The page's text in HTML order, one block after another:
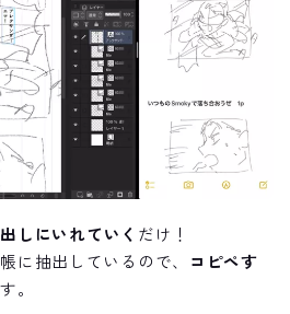
しにいれていく だけ！
に抽出しているので、 コピペす
。